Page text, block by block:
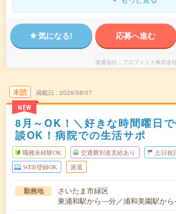
気になる! 応募へ進む
派遣会社 プロフィット株式会社
未読
NEW
掲載日 2026/08/07
8月～OK！＼好きな時間曜日
談OK！病院での生活サポ
職種未経験OK 交通費別途支給あり 土日祝
WEB登録OK 派遣
勤務地
さいたま市緑区
東浦和駅から---分／浦和美園駅か